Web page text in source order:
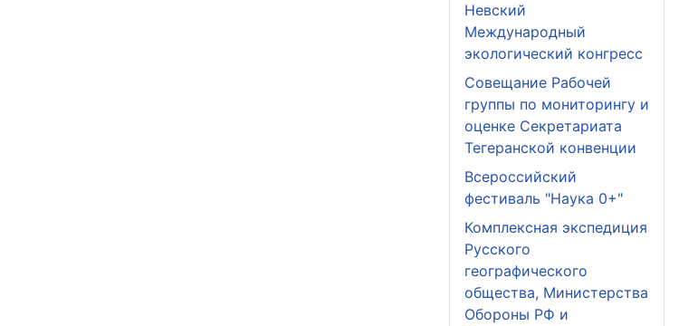
Невский
Международный
экологический конгресс
Совещание Рабочей
группы по мониторингу и
оценке Секретариата
Тегеранской конвенции
Всероссийский
фестиваль "Наука 0+"
Комплексная экспедиция
Русского
географического
общества, Министерства
Обороны РФ и